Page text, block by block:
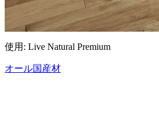
使用: Live Natural Premium
オール国産材